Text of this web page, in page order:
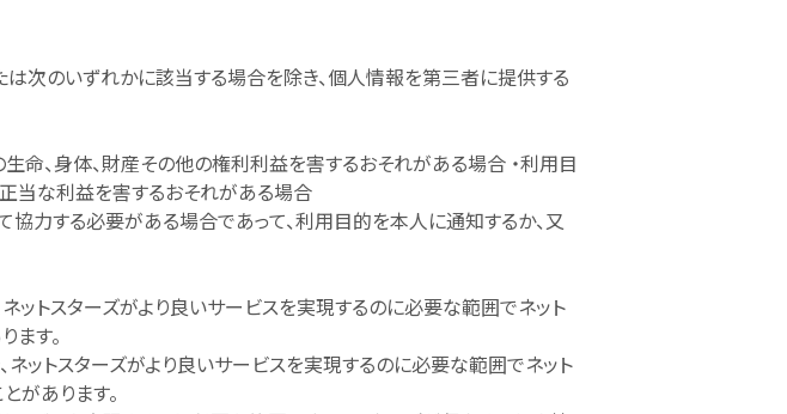
次のいずれかに該当する場合を除き、個人情報を第三者に提供する
命、身体、財産その他の権利利益を害するおそれがある場合 ・利用目
当な利益を害するおそれがある場合
力する必要がある場合であって、利用目的を本人に通知するか、又
ットスターズがより良いサービスを実現するのに必要な範囲でネット
ます。
ットスターズがより良いサービスを実現するのに必要な範囲でネット
があります。